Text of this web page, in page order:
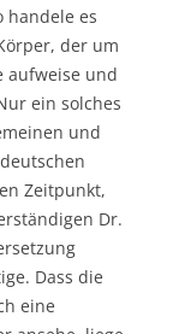
handele es
der um
aufweise und
ein solches
und
Zeitpunkt,
Dr.
Dass die
eine